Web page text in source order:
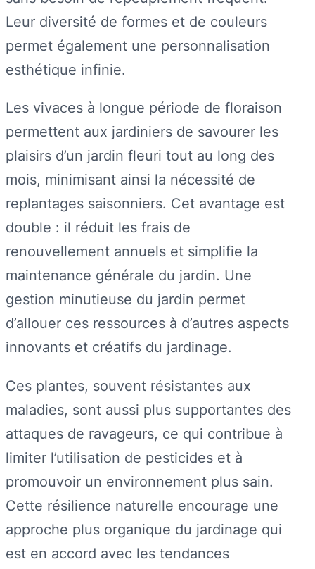
Leur diversité de formes et de couleurs
permet également une personnalisation
esthétique infinie.
Les vivaces à longue période de floraison
permettent aux jardiniers de savourer les
plaisirs d’un jardin fleuri tout au long des
mois, minimisant ainsi la nécessité de
replantages saisonniers. Cet avantage est
double : il réduit les frais de
renouvellement annuels et simplifie la
maintenance générale du jardin. Une
gestion minutieuse du jardin permet
d’allouer ces ressources à d’autres aspects
innovants et créatifs du jardinage.
Ces plantes, souvent résistantes aux
maladies, sont aussi plus supportantes des
attaques de ravageurs, ce qui contribue à
limiter l’utilisation de pesticides et à
promouvoir un environnement plus sain.
Cette résilience naturelle encourage une
approche plus organique du jardinage qui
est en accord avec les tendances